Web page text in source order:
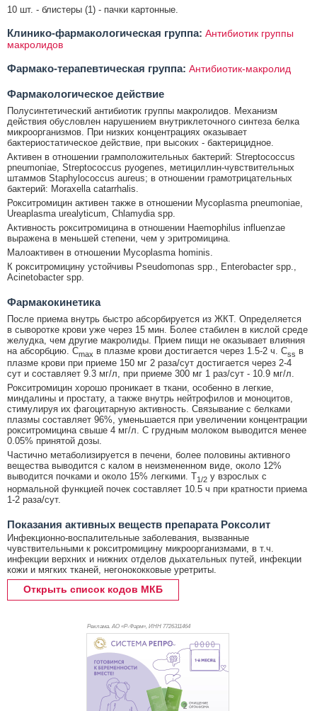
10 шт. - блистеры (1) - пачки картонные.
Клинико-фармакологическая группа: Антибиотик группы
макролидов
Фармако-терапевтическая группа: Антибиотик-макролид
Фармакологическое действие
Полусинтетический антибиотик группы макролидов. Механизм
действия обусловлен нарушением внутриклеточного синтеза белка
микроорганизмов. При низких концентрациях оказывает
бактериостатическое действие, при высоких - бактерицидное.
Активен в отношении грамположительных бактерий: Streptococcus
pneumoniae, Streptococcus pyogenes, метициллин-чувствительных
штаммов Staphylococcus aureus; в отношении грамотрицательных
бактерий: Moraxella catarrhalis.
Рокситромицин активен также в отношении Mycoplasma pneumoniae,
Ureaplasma urealyticum, Chlamydia spp.
Активность рокситромицина в отношении Haemophilus influenzae
выражена в меньшей степени, чем у эритромицина.
Малоактивен в отношении Mycoplasma hominis.
К рокситромицину устойчивы Pseudomonas spp., Enterobacter spp.,
Acinetobacter spp.
Фармакокинетика
После приема внутрь быстро абсорбируется из ЖКТ. Определяется
в сыворотке крови уже через 15 мин. Более стабилен в кислой среде
желудка, чем другие макролиды. Прием пищи не оказывает влияния
на абсорбцию. Cmax в плазме крови достигается через 1.5-2 ч. Css в
плазме крови при приеме 150 мг 2 раза/сут достигается через 2-4
сут и составляет 9.3 мг/л, при приеме 300 мг 1 раз/сут - 10.9 мг/л.
Рокситромицин хорошо проникает в ткани, особенно в легкие,
миндалины и простату, а также внутрь нейтрофилов и моноцитов,
стимулируя их фагоцитарную активность. Связывание с белками
плазмы составляет 96%, уменьшается при увеличении концентрации
рокситромицина свыше 4 мг/л. С грудным молоком выводится менее
0.05% принятой дозы.
Частично метаболизируется в печени, более половины активного
вещества выводится с калом в неизмененном виде, около 12%
выводится почками и около 15% легкими. T1/2 у взрослых с
нормальной функцией почек составляет 10.5 ч при кратности приема
1-2 раза/сут.
Показания активных веществ препарата Роксолит
Инфекционно-воспалительные заболевания, вызванные
чувствительными к рокситромицину микроорганизмами, в т.ч.
инфекции верхних и нижних отделов дыхательных путей, инфекции
кожи и мягких тканей, негонококковые уретриты.
Открыть список кодов МКБ
Реклама. АО «Р-Фарм», ИНН 7726311464